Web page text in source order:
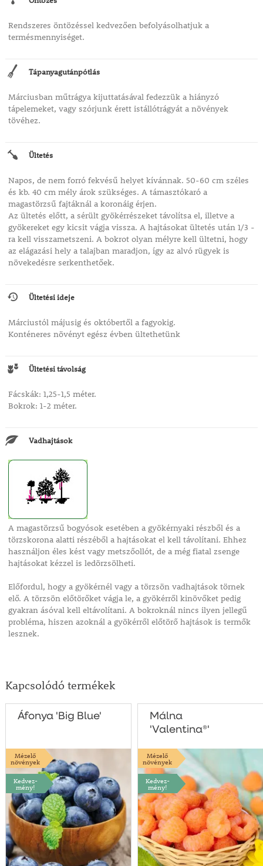
Rendszeres öntözéssel kedvezően befolyásolhatjuk a
termésmennyiséget.
Tápanyagutánpótlás
Márciusban műtrágya kijuttatásával fedezzük a hiányzó
tápelemeket, vagy szórjunk érett istállótrágyát a növények
tövéhez.
Ültetés
Napos, de nem forró fekvésű helyet kívánnak. 50-60 cm széles
és kb. 40 cm mély árok szükséges. A támasztókaró a
magastörzsű fajtáknál a koronáig érjen.
Az ültetés előtt, a sérült gyökérrészeket távolítsa el, illetve a
gyökereket egy kicsit vágja vissza. A hajtásokat ültetés után 1/3 -
ra kell visszametszeni. A bokrot olyan mélyre kell ültetni, hogy
az elágazási hely a talajban maradjon, így az alvó rügyek is
növekedésre serkenthetőek.
Ültetési ideje
Márciustól májusig és októbertől a fagyokig.
Konténeres növényt egész évben ültethetünk
Ültetési távolság
Fácskák: 1,25-1,5 méter.
Bokrok: 1-2 méter.
Vadhajtások
A magastörzsű bogyósok esetében a gyökérnyaki részből és a
törzskorona alatti részéből a hajtásokat el kell távolítani. Ehhez
használjon éles kést vagy metszőollót, de a még fiatal zsenge
hajtásokat kézzel is ledörzsölheti.
Előfordul, hogy a gyökérnél vagy a törzsön vadhajtások törnek
elő. A törzsön előtörőket vágja le, a gyökérről kinövőket pedig
gyakran ásóval kell eltávolítani. A bokroknál nincs ilyen jellegű
probléma, hiszen azoknál a gyökérről előtörő hajtások is termők
lesznek.
Kapcsolódó termékek
Áfonya 'Big Blue'
Mézelő
növények
Kedvez-
mény!
Málna
'Valentina®'
Mézelő
növények
Kedvez-
mény!